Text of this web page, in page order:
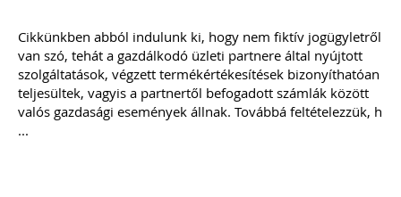
2026-08-04
Külföldi gazdálkodó
magyarországi
Cikkünkben abból indulunk ki, hogy nem fiktív jogügyletről
van szó, tehát a gazdálkodó üzleti partnere által nyújtott
szolgáltatások, végzett termékértékesítések bizonyíthatóan
teljesültek, vagyis a partnertől befogadott számlák között
valós gazdasági események állnak. Továbbá feltételezzük, h
...